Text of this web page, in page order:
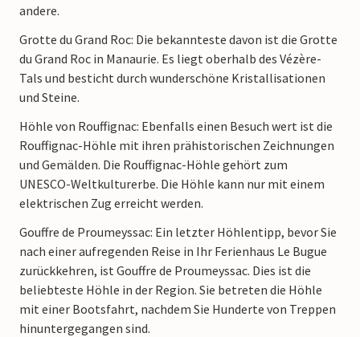
andere.
Grotte du Grand Roc: Die bekannteste davon ist die Grotte
du Grand Roc in Manaurie. Es liegt oberhalb des Vézère-
Tals und besticht durch wunderschöne Kristallisationen
und Steine.
Höhle von Rouffignac: Ebenfalls einen Besuch wert ist die
Rouffignac-Höhle mit ihren prähistorischen Zeichnungen
und Gemälden. Die Rouffignac-Höhle gehört zum
UNESCO-Weltkulturerbe. Die Höhle kann nur mit einem
elektrischen Zug erreicht werden.
Gouffre de Proumeyssac: Ein letzter Höhlentipp, bevor Sie
nach einer aufregenden Reise in Ihr Ferienhaus Le Bugue
zurückkehren, ist Gouffre de Proumeyssac. Dies ist die
beliebteste Höhle in der Region. Sie betreten die Höhle
mit einer Bootsfahrt, nachdem Sie Hunderte von Treppen
hinuntergegangen sind.